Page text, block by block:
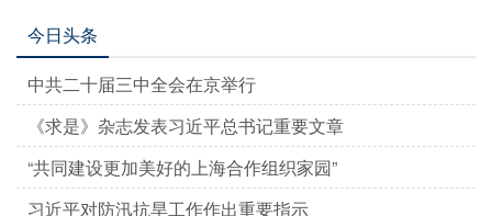
今日头条
中共二十届三中全会在京举行
《求是》杂志发表习近平总书记重要文章
“共同建设更加美好的上海合作组织家园”
习近平对防汛抗旱工作作出重要指示